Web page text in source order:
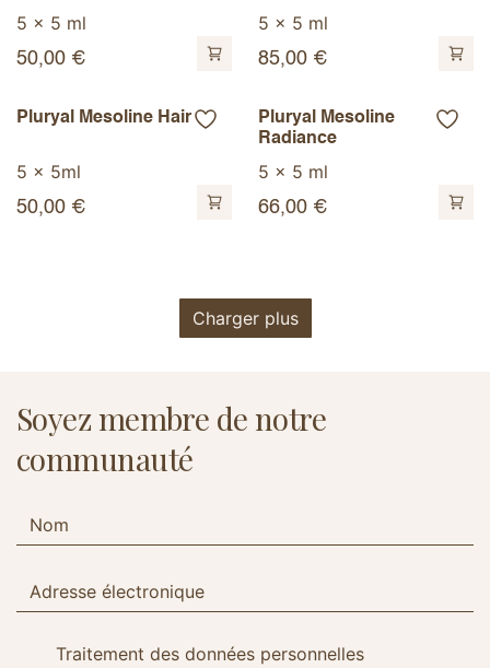
5 x 5 ml
50,00 €
5 x 5 ml
85,00 €
Pluryal Mesoline Hair
5 x 5ml
50,00 €
Pluryal Mesoline
Radiance
5 x 5 ml
66,00 €
Charger plus
Soyez membre de notre
communauté
Traitement des données personnelles